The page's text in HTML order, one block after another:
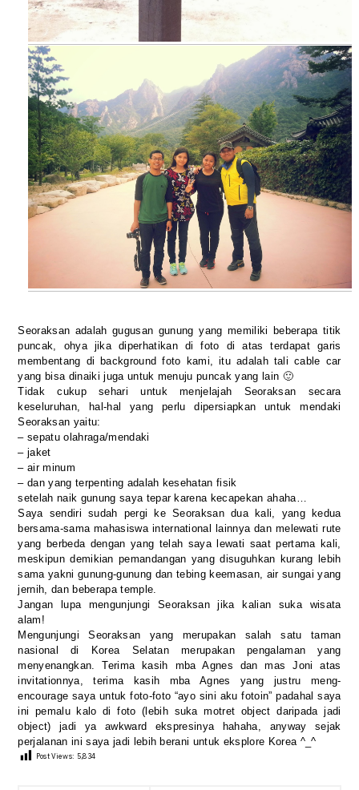
Seoraksan adalah gugusan gunung yang memiliki beberapa titik
puncak, ohya jika diperhatikan di foto di atas terdapat garis
membentang di background foto kami, itu adalah tali cable car
yang bisa dinaiki juga untuk menuju puncak yang lain 🙂
Tidak cukup sehari untuk menjelajah Seoraksan secara
keseluruhan, hal-hal yang perlu dipersiapkan untuk mendaki
Seoraksan yaitu:
– sepatu olahraga/mendaki
– jaket
– air minum
– dan yang terpenting adalah kesehatan fisik
setelah naik gunung saya tepar karena kecapekan ahaha…
Saya sendiri sudah pergi ke Seoraksan dua kali, yang kedua
bersama-sama mahasiswa international lainnya dan melewati rute
yang berbeda dengan yang telah saya lewati saat pertama kali,
meskipun demikian pemandangan yang disuguhkan kurang lebih
sama yakni gunung-gunung dan tebing keemasan, air sungai yang
jernih, dan beberapa temple.
Jangan lupa mengunjungi Seoraksan jika kalian suka wisata
alam!
Mengunjungi Seoraksan yang merupakan salah satu taman
nasional di Korea Selatan merupakan pengalaman yang
menyenangkan. Terima kasih mba Agnes dan mas Joni atas
invitationnya, terima kasih mba Agnes yang justru meng-
encourage saya untuk foto-foto “ayo sini aku fotoin” padahal saya
ini pemalu kalo di foto (lebih suka motret object daripada jadi
object) jadi ya awkward ekspresinya hahaha, anyway sejak
perjalanan ini saya jadi lebih berani untuk eksplore Korea ^_^
Post Views: 5,834